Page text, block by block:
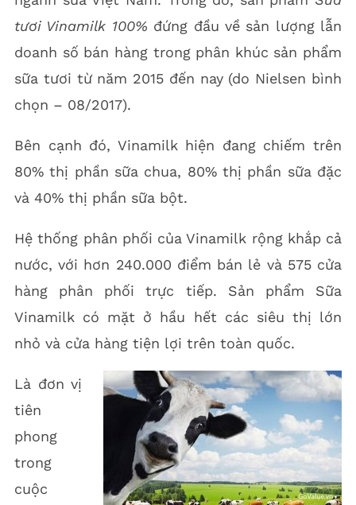
tươi Vinamilk 100% đứng đầu về sản lượng lẫn
doanh số bán hàng trong phân khúc sản phẩm
sữa tươi từ năm 2015 đến nay (do Nielsen bình
chọn – 08/2017).
Bên cạnh đó, Vinamilk hiện đang chiếm trên
80% thị phần sữa chua, 80% thị phần sữa đặc
và 40% thị phần sữa bột.
Hệ thống phân phối của Vinamilk rộng khắp cả
nước, với hơn 240.000 điểm bán lẻ và 575 cửa
hàng phân phối trực tiếp. Sản phẩm Sữa
Vinamilk có mặt ở hầu hết các siêu thị lớn
nhỏ và cửa hàng tiện lợi trên toàn quốc.
Là đơn vị
tiên
phong
trong
cuộc